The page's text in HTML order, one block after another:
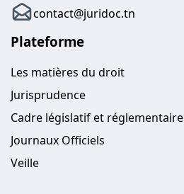
contact@juridoc.tn
Plateforme
Les matières du droit
Jurisprudence
Cadre législatif et réglementaire
Journaux Officiels
Veille